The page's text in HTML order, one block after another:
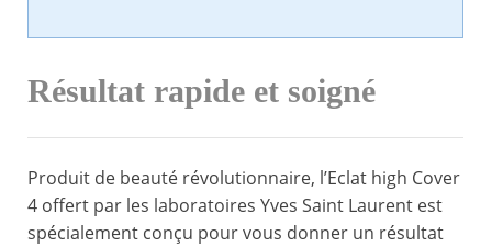
Résultat rapide et soigné
Produit de beauté révolutionnaire, l’Eclat high Cover
4 offert par les laboratoires Yves Saint Laurent est
spécialement conçu pour vous donner un résultat